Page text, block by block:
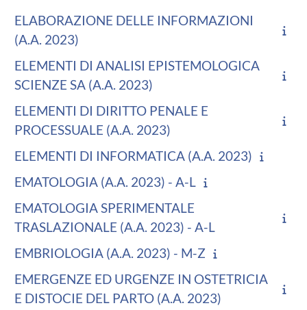
ELABORAZIONE DELLE INFORMAZIONI
(A.A. 2023)
ELEMENTI DI ANALISI EPISTEMOLOGICA
SCIENZE SA (A.A. 2023)
ELEMENTI DI DIRITTO PENALE E
PROCESSUALE (A.A. 2023)
ELEMENTI DI INFORMATICA (A.A. 2023)
EMATOLOGIA (A.A. 2023) - A-L
EMATOLOGIA SPERIMENTALE
TRASLAZIONALE (A.A. 2023) - A-L
EMBRIOLOGIA (A.A. 2023) - M-Z
EMERGENZE ED URGENZE IN OSTETRICIA
E DISTOCIE DEL PARTO (A.A. 2023)